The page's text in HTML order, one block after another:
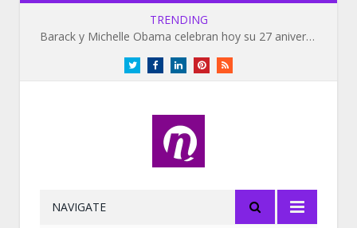
TRENDING
Barack y Michelle Obama celebran hoy su 27 aniversario de bodas
TwitterFacebookLinkedInPinterestRSS
NAVIGATE